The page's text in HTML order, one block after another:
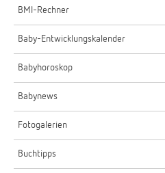
BMI-Rechner
Baby-Entwicklungskalender
Babyhoroskop
Babynews
Fotogalerien
Buchtipps